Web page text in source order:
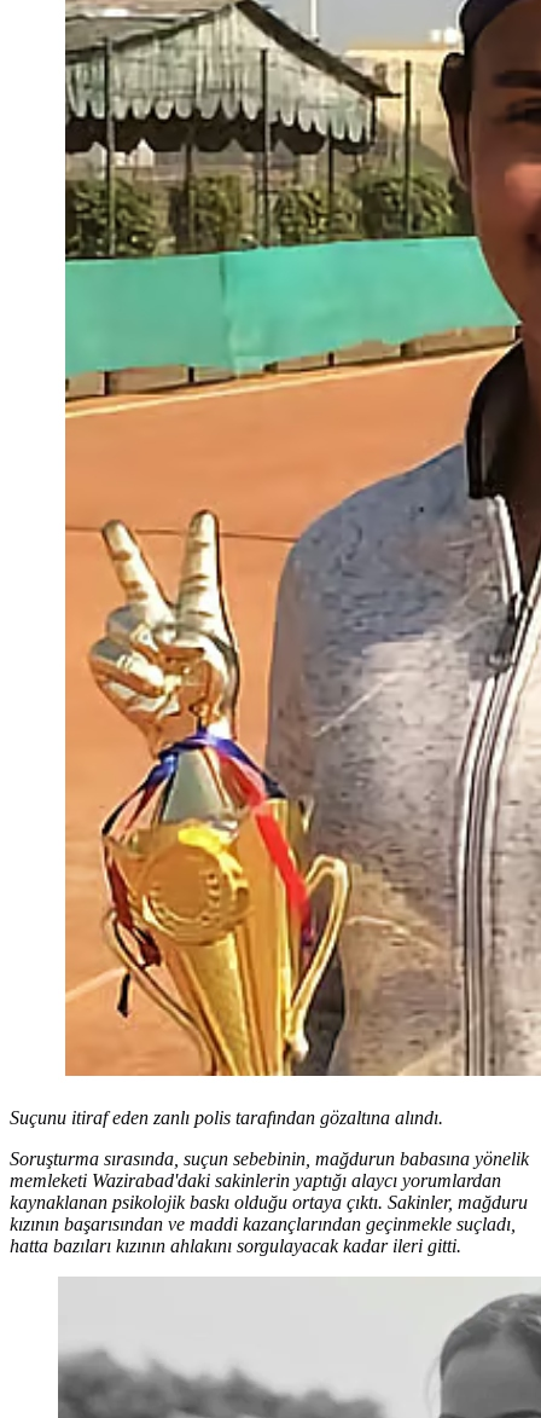
Suçunu itiraf eden zanlı polis tarafından gözaltına alındı.
Soruşturma sırasında, suçun sebebinin, mağdurun babasına yönelik
memleketi Wazirabad'daki sakinlerin yaptığı alaycı yorumlardan
kaynaklanan psikolojik baskı olduğu ortaya çıktı. Sakinler, mağduru
kızının başarısından ve maddi kazançlarından geçinmekle suçladı,
hatta bazıları kızının ahlakını sorgulayacak kadar ileri gitti.